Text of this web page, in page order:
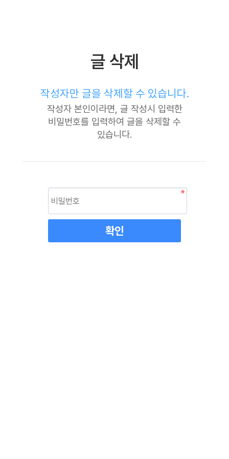
글 삭제
작성자만 글을 삭제할 수 있습니다.
작성자 본인이라면, 글 작성시 입력한
비밀번호를 입력하여 글을 삭제할 수
있습니다.